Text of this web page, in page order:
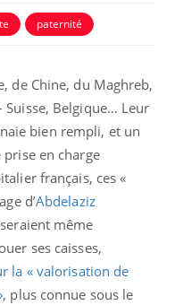
paternité
de Chine, du Maghreb,
Belgique… Leur
bien rempli, et un
en charge
français, ces «
d’Abdelaziz
même
ses caisses,
la « valorisation de
, plus connue sous le